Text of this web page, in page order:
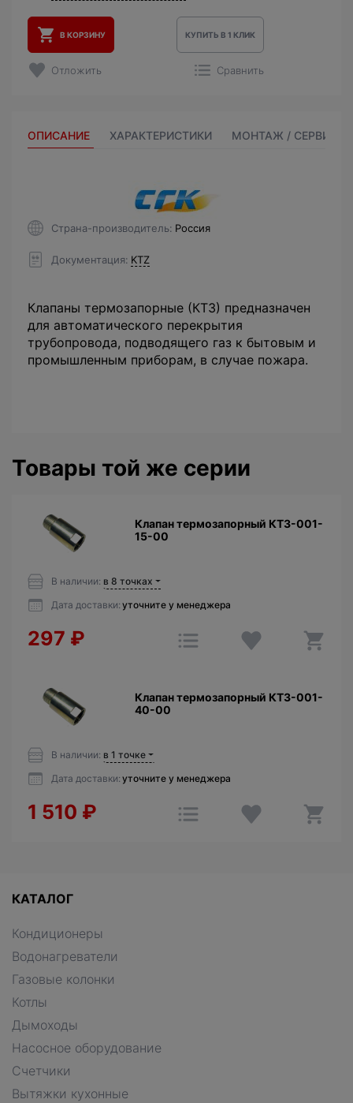
В КОРЗИНУ КУПИТЬ В 1 КЛИК
Отложить Сравнить
ОПИСАНИЕ ХАРАКТЕРИСТИКИ МОНТАЖ / СЕРВИС
Страна-производитель Россия
Документация KTZ
Клапаны термозапорные (КТЗ) предназначен
для автоматического перекрытия
трубопровода, подводящего газ к бытовым и
промышленным приборам, в случае пожара.
Товары той же серии
Клапан термозапорный КТЗ-001-
15-00
В наличии: в 8 точках
Дата доставки: уточните у менеджера
297 ₽
Клапан термозапорный КТЗ-001-
40-00
В наличии: в 1 точке
Дата доставки: уточните у менеджера
1 510 ₽
КАТАЛОГ
Кондиционеры
Водонагреватели
Газовые колонки
Котлы
Дымоходы
Насосное оборудование
Счетчики
Вытяжки кухонные